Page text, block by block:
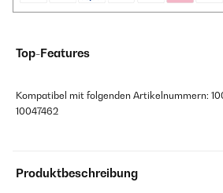
Top-Features
Kompatibel mit folgenden Artikelnummern:
10047462
Produktbeschreibung